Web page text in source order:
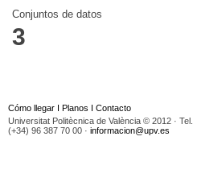
Conjuntos de datos
3
Cómo llegar I Planos I Contacto
Universitat Politècnica de València © 2012 · Tel.
(+34) 96 387 70 00 · informacion@upv.es